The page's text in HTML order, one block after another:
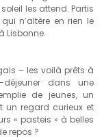
soleil les attend. Partis
n’altère en rien le
Lisbonne.
– les voilà prêts à
déjeuner dans une
de jeunes, un
un regard curieux et
« pasteis » à belles
repos ?